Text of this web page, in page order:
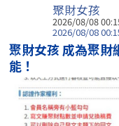
聚財女孩
2026/08/08
2026/08/08
聚財女孩 成為聚財
能！